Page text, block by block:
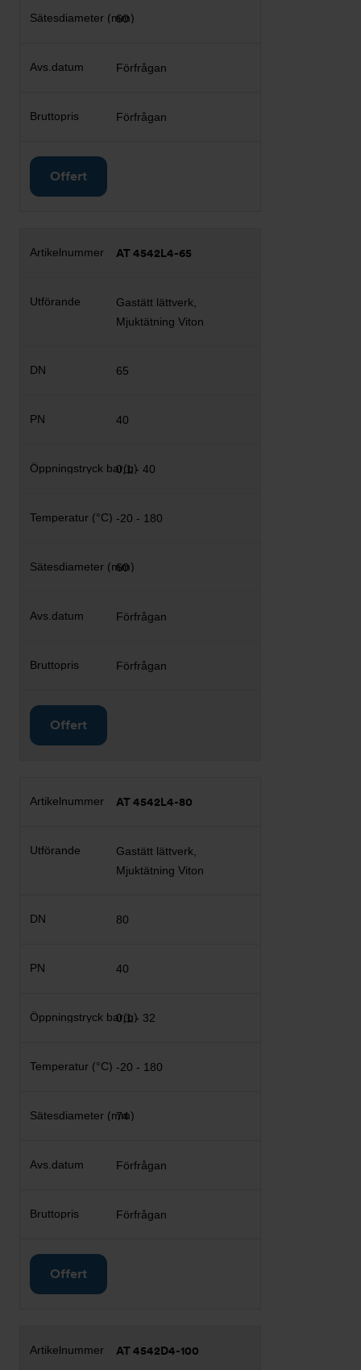
60
Förfrågan
Förfrågan
Offert
AT 4542L4-65
Gastätt lättverk,
Mjuktätning Viton
65
40
0,1 - 40
-20 - 180
60
Förfrågan
Förfrågan
Offert
AT 4542L4-80
Gastätt lättverk,
Mjuktätning Viton
80
40
0,1 - 32
-20 - 180
74
Förfrågan
Förfrågan
Offert
AT 4542D4-100